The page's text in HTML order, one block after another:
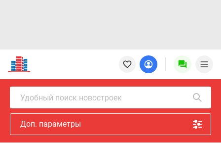
Новостройки
Квартиры
Ипотека
Новостройки
Москвы
Новостройки
Подмосковья
Новостройки
Удобный поиск новостроек
Доп. параметры